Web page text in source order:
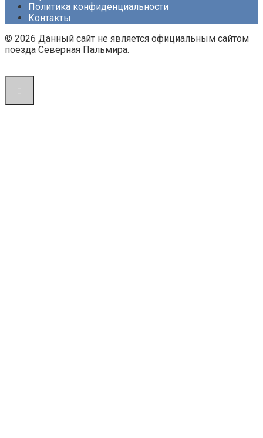
Политика конфиденциальности
Контакты
© 2026 Данный сайт не является официальным сайтом
поезда Северная Пальмира.